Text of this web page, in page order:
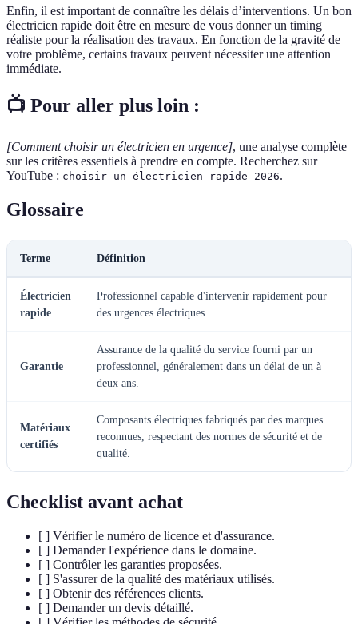
Enfin, il est important de connaître les délais d’interventions. Un bon
électricien rapide doit être en mesure de vous donner un timing
réaliste pour la réalisation des travaux. En fonction de la gravité de
votre problème, certains travaux peuvent nécessiter une attention
immédiate.
📺 Pour aller plus loin :
[Comment choisir un électricien en urgence], une analyse complète
sur les critères essentiels à prendre en compte. Recherchez sur
YouTube : choisir un électricien rapide 2026.
Glossaire
Terme Définition
Électricien
rapide
Professionnel capable d'intervenir rapidement pour
des urgences électriques.
Garantie
Assurance de la qualité du service fourni par un
professionnel, généralement dans un délai de un à
deux ans.
Matériaux
certifiés
Composants électriques fabriqués par des marques
reconnues, respectant des normes de sécurité et de
qualité.
Checklist avant achat
[ ] Vérifier le numéro de licence et d'assurance.
[ ] Demander l'expérience dans le domaine.
[ ] Contrôler les garanties proposées.
[ ] S'assurer de la qualité des matériaux utilisés.
[ ] Obtenir des références clients.
[ ] Demander un devis détaillé.